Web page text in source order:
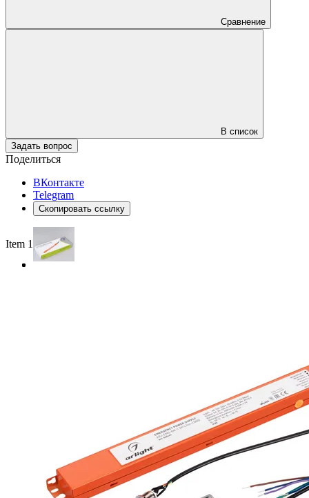
Сравнение
В список
Задать вопрос
Поделиться
ВКонтакте
Telegram
Скопировать ссылку
Item 1 of 3